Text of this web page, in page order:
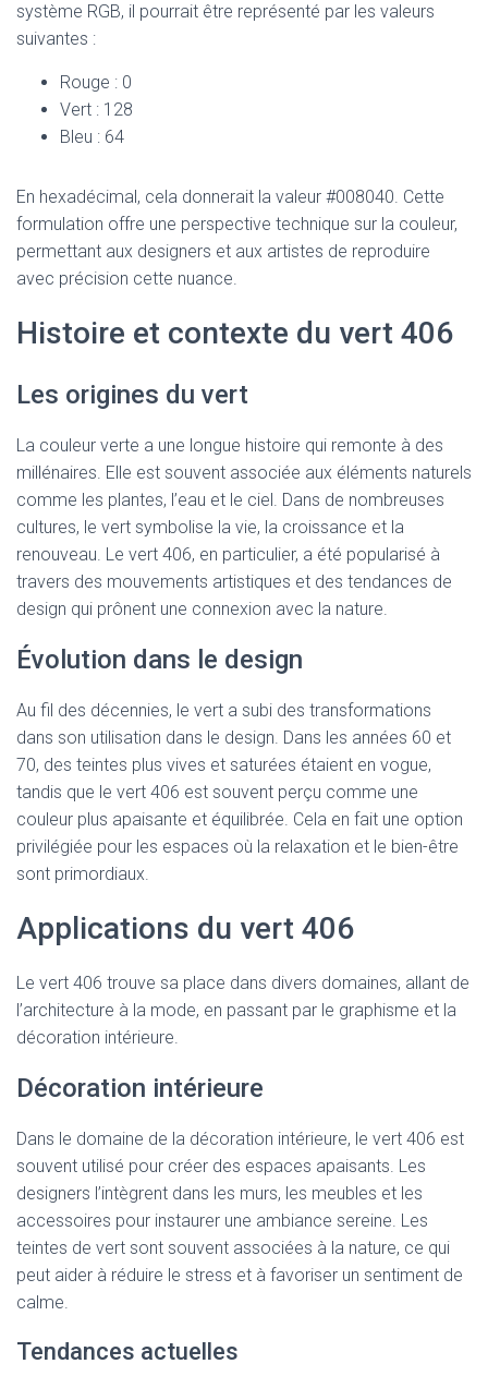
système RGB, il pourrait être représenté par les valeurs
suivantes :
Rouge : 0
Vert : 128
Bleu : 64
En hexadécimal, cela donnerait la valeur #008040. Cette
formulation offre une perspective technique sur la couleur,
permettant aux designers et aux artistes de reproduire
avec précision cette nuance.
Histoire et contexte du vert 406
Les origines du vert
La couleur verte a une longue histoire qui remonte à des
millénaires. Elle est souvent associée aux éléments naturels
comme les plantes, l’eau et le ciel. Dans de nombreuses
cultures, le vert symbolise la vie, la croissance et la
renouveau. Le vert 406, en particulier, a été popularisé à
travers des mouvements artistiques et des tendances de
design qui prônent une connexion avec la nature.
Évolution dans le design
Au fil des décennies, le vert a subi des transformations
dans son utilisation dans le design. Dans les années 60 et
70, des teintes plus vives et saturées étaient en vogue,
tandis que le vert 406 est souvent perçu comme une
couleur plus apaisante et équilibrée. Cela en fait une option
privilégiée pour les espaces où la relaxation et le bien-être
sont primordiaux.
Applications du vert 406
Le vert 406 trouve sa place dans divers domaines, allant de
l’architecture à la mode, en passant par le graphisme et la
décoration intérieure.
Décoration intérieure
Dans le domaine de la décoration intérieure, le vert 406 est
souvent utilisé pour créer des espaces apaisants. Les
designers l’intègrent dans les murs, les meubles et les
accessoires pour instaurer une ambiance sereine. Les
teintes de vert sont souvent associées à la nature, ce qui
peut aider à réduire le stress et à favoriser un sentiment de
calme.
Tendances actuelles